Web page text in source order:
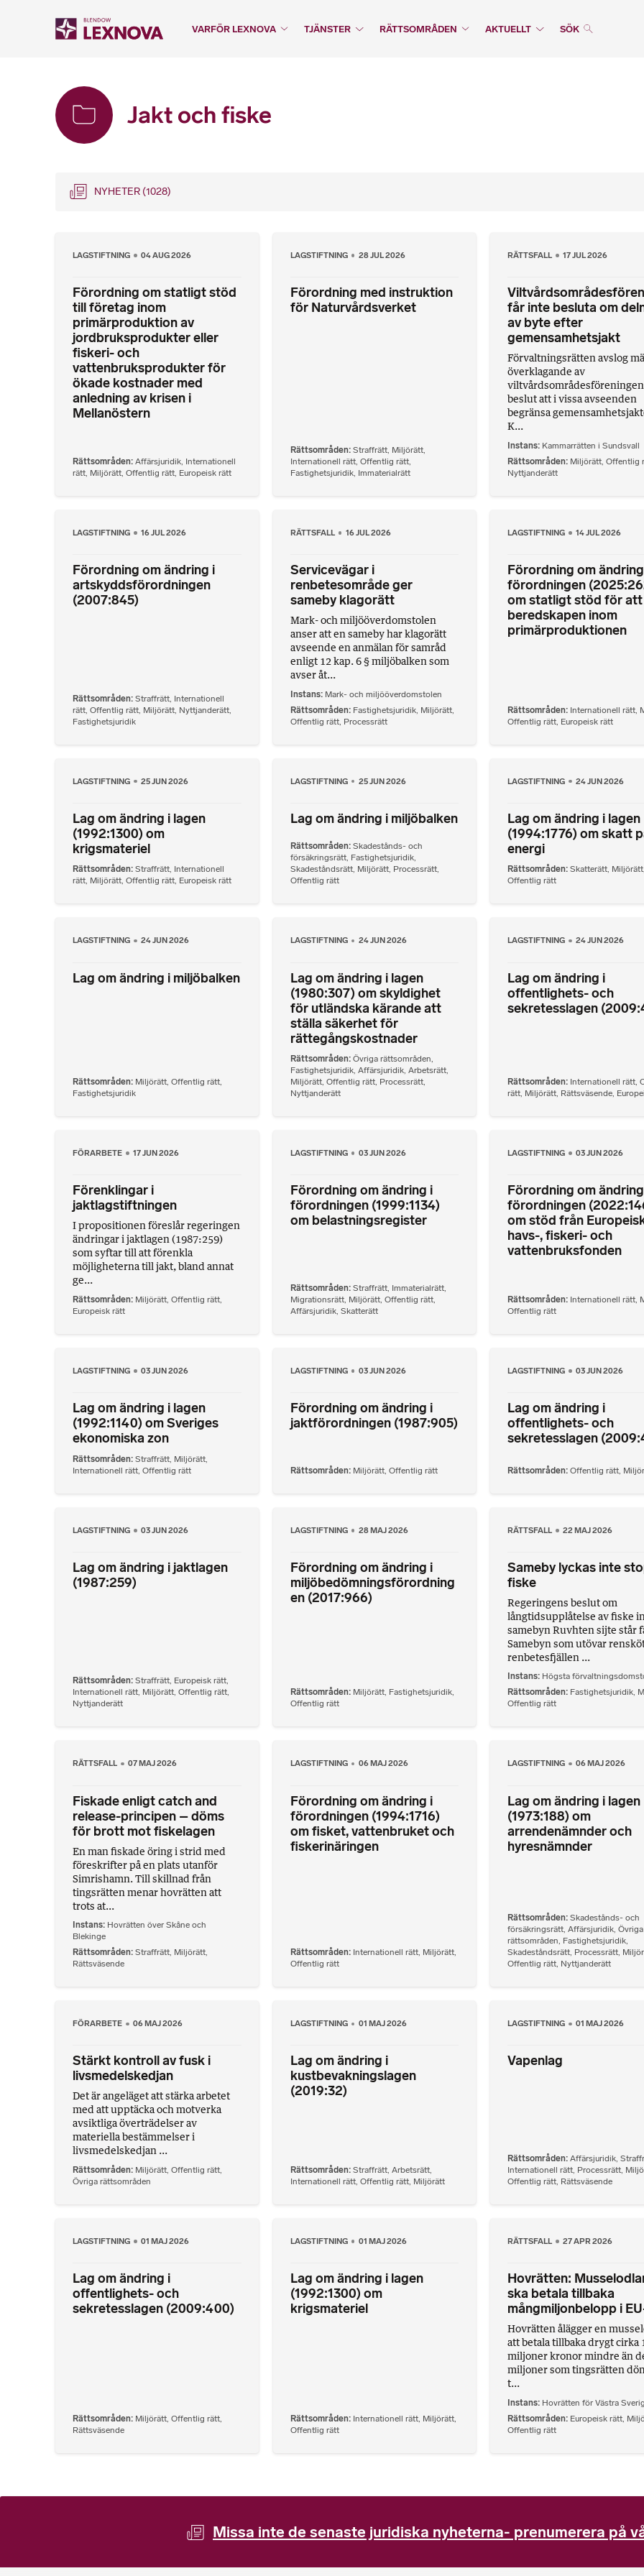
VARFÖR LEXNOVA TJÄNSTER RÄTTSOMRÅDEN AKTUELLT SÖK
Jakt och fiske
NYHETER (1028)
LAGSTIFTNING 04 AUG 2026
Förordning om statligt stöd
till företag inom
primärproduktion av
jordbruksprodukter eller
fiskeri- och
vattenbruksprodukter för
ökade kostnader med
anledning av krisen i
Mellanöstern
Rättsområden Affärsjuridik Internationell
rätt Miljörätt Offentlig rätt Europeisk rätt
LAGSTIFTNING 28 JUL 2026
Förordning med instruktion
för Naturvårdsverket
Rättsområden Straffrätt, Miljörätt,
Internationell rätt, Offentlig rätt,
Fastighetsjuridik, Immaterialrätt
RÄTTSFALL 17 JUL 2026
får inte besluta om
av byte efter
gemensamhetsjakt
Förvaltningsrätten avslog
överklagande av
beslut att i vissa avseenden
begränsa
K...
Instans Kammarrätten i Sundsvall
Rättsområden Miljörätt Offentlig
Nyttjanderätt
LAGSTIFTNING 16 JUL 2026
Förordning om ändring i
artskyddsförordningen
(2007:845)
Rättsområden Straffrätt Internationell
rätt Offentlig rätt Miljörätt Nyttjanderätt
Fastighetsjuridik
RÄTTSFALL 16 JUL 2026
Servicevägar i
renbetesområde ger
sameby klagorätt
Mark- och miljööverdomstolen
anser att en sameby har klagorätt
avseende en anmälan för samråd
enligt 12 kap. 6 § miljöbalken som
avser åt...
Instans Mark- och miljööverdomstolen
Rättsområden Fastighetsjuridik, Miljörätt,
Offentlig rätt, Processrätt
LAGSTIFTNING 14 JUL 2026
Förordning om
förordningen
om statligt stöd för att
beredskapen inom
primärproduktionen
Rättsområden Internationell rätt
Offentlig rätt Europeisk rätt
LAGSTIFTNING 25 JUN 2026
Lag om ändring i lagen
(1992:1300) om
krigsmateriel
Rättsområden Straffrätt, Internationell
rätt, Miljörätt, Offentlig rätt, Europeisk rätt
LAGSTIFTNING 25 JUN 2026
Lag om ändring i miljöbalken
Rättsområden Skadestånds- och
försäkringsrätt, Fastighetsjuridik,
Skadeståndsrätt, Miljörätt, Processrätt,
Offentlig rätt
LAGSTIFTNING 24 JUN 2026
Lag om ändring i lagen
(1994:1776) om skatt
energi
Rättsområden Skatterätt, Miljörätt,
Offentlig rätt
LAGSTIFTNING 24 JUN 2026
Lag om ändring i miljöbalken
Rättsområden Miljörätt, Offentlig rätt,
Fastighetsjuridik
LAGSTIFTNING 24 JUN 2026
Lag om ändring i lagen
(1980:307) om skyldighet
för utländska kärande att
ställa säkerhet för
rättegångskostnader
Rättsområden Övriga rättsområden,
Fastighetsjuridik, Affärsjuridik, Arbetsrätt,
Miljörätt, Offentlig rätt, Processrätt,
Nyttjanderätt
LAGSTIFTNING 24 JUN 2026
Lag om ändring i
offentlighets- och
sekretesslagen
Rättsområden Internationell rätt,
rätt, Miljörätt, Rättsväsende,
FÖRARBETE 17 JUN 2026
Förenklingar i
jaktlagstiftningen
I propositionen föreslår regeringen
ändringar i jaktlagen (1987:259)
som syftar till att förenkla
möjligheterna till jakt, bland annat
ge...
Rättsområden Miljörätt, Offentlig rätt,
Europeisk rätt
LAGSTIFTNING 03 JUN 2026
Förordning om ändring i
förordningen (1999:1134)
om belastningsregister
Rättsområden Straffrätt, Immaterialrätt,
Migrationsrätt, Miljörätt, Offentlig rätt,
Affärsjuridik, Skatterätt
LAGSTIFTNING 03 JUN 2026
Förordning om
förordningen
om stöd från
havs-, fiskeri- och
vattenbruksfonden
Rättsområden Internationell rätt,
Offentlig rätt
LAGSTIFTNING 03 JUN 2026
Lag om ändring i lagen
(1992:1140) om Sveriges
ekonomiska zon
Rättsområden Straffrätt Miljörätt
Internationell rätt Offentlig rätt
LAGSTIFTNING 03 JUN 2026
Förordning om ändring i
jaktförordningen (1987:905)
Rättsområden Miljörätt, Offentlig rätt
LAGSTIFTNING 03 JUN 2026
Lag om ändring i
offentlighets- och
sekretesslagen
Rättsområden Offentlig rätt
LAGSTIFTNING 03 JUN 2026
Lag om ändring i jaktlagen
(1987:259)
Rättsområden Straffrätt, Europeisk rätt,
Internationell rätt, Miljörätt, Offentlig rätt,
Nyttjanderätt
LAGSTIFTNING 28 MAJ 2026
Förordning om ändring i
miljöbedömningsförordning
en (2017:966)
Rättsområden Miljörätt, Fastighetsjuridik,
Offentlig rätt
RÄTTSFALL 22 MAJ 2026
Sameby lyckas inte
fiske
Regeringens beslut om
långtidsupplåtelse av fiske
samebyn Ruvhten sijte står
Samebyn som utövar
renbetesfjällen ...
Instans Högsta
Rättsområden Fastighetsjuridik,
Offentlig rätt
RÄTTSFALL 07 MAJ 2026
Fiskade enligt catch and
release-principen – döms
för brott mot fiskelagen
En man fiskade öring i strid med
föreskrifter på en plats utanför
Simrishamn. Till skillnad från
tingsrätten menar hovrätten att
trots at...
Instans Hovrätten över Skåne och
Blekinge
Rättsområden Straffrätt, Miljörätt,
Rättsväsende
LAGSTIFTNING 06 MAJ 2026
Förordning om ändring i
förordningen (1994:1716)
om fisket, vattenbruket och
fiskerinäringen
Rättsområden Internationell rätt, Miljörätt,
Offentlig rätt
LAGSTIFTNING 06 MAJ 2026
Lag om ändring i lagen
(1973:188) om
arrendenämnder och
hyresnämnder
Rättsområden Skadestånds- och
försäkringsrätt, Affärsjuridik, Övriga
rättsområden, Fastighetsjuridik,
Skadeståndsrätt, Processrätt,
Offentlig rätt, Nyttjanderätt
FÖRARBETE 06 MAJ 2026
Stärkt kontroll av fusk i
livsmedelskedjan
Det är angeläget att stärka arbetet
med att upptäcka och motverka
avsiktliga överträdelser av
materiella bestämmelser i
livsmedelskedjan ...
Rättsområden Miljörätt, Offentlig rätt,
Övriga rättsområden
LAGSTIFTNING 01 MAJ 2026
Lag om ändring i
kustbevakningslagen
(2019:32)
Rättsområden Straffrätt, Arbetsrätt,
Internationell rätt, Offentlig rätt, Miljörätt
LAGSTIFTNING 01 MAJ 2026
Vapenlag
Rättsområden Affärsjuridik,
Internationell rätt, Processrätt,
Offentlig rätt, Rättsväsende
LAGSTIFTNING 01 MAJ 2026
Lag om ändring i
offentlighets- och
sekretesslagen (2009:400)
Rättsområden Miljörätt, Offentlig rätt,
Rättsväsende
LAGSTIFTNING 01 MAJ 2026
Lag om ändring i lagen
(1992:1300) om
krigsmateriel
Rättsområden Internationell rätt, Miljörätt,
Offentlig rätt
RÄTTSFALL 27 APR 2026
Hovrätten:
ska betala tillbaka
mångmiljonbelopp i
Hovrätten ålägger en
att betala tillbaka drygt cirka
miljoner kronor mindre än
miljoner som tingsrätten
t...
Instans Hovrätten för Västra
Rättsområden Europeisk rätt,
Offentlig rätt
Missa inte de senaste juridiska nyheterna- prenumerera på